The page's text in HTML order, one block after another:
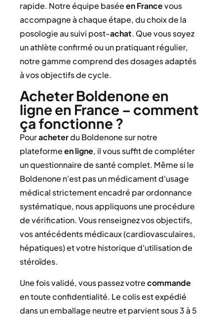
rapide. Notre équipe baséeen Francevous
accompagne à chaque étape, du choix de la
posologie au suivi post-achat. Que vous soyez
un athlète confirmé ou un pratiquant régulier,
notre gamme comprend des dosages adaptés
à vos objectifs de cycle.
Acheter Boldenone en
ligne en France – comment
ça fonctionne ?
Pouracheterdu Boldenone sur notre
plateformeen ligne, il vous suffit de compléter
un questionnaire de santé complet. Même si le
Boldenone n'est pas un médicament d'usage
médical strictement encadré par ordonnance
systématique, nous appliquons une procédure
de vérification. Vous renseignez vos objectifs,
vos antécédents médicaux (cardiovasculaires,
hépatiques) et votre historique d'utilisation de
stéroïdes.
Une fois validé, vous passez votrecommande
en toute confidentialité. Le colis est expédié
dans un emballage neutre et parvient sous 3 à 5